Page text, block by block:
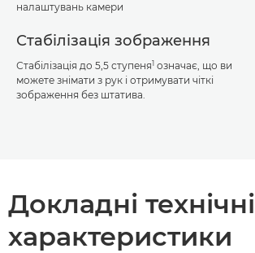
налаштувань камери
Стабілізація зображення
Стабілізація до 5,5 ступеня1 означає, що ви
можете знімати з рук і отримувати чіткі
зображення без штатива.
Докладні технічні
характеристики